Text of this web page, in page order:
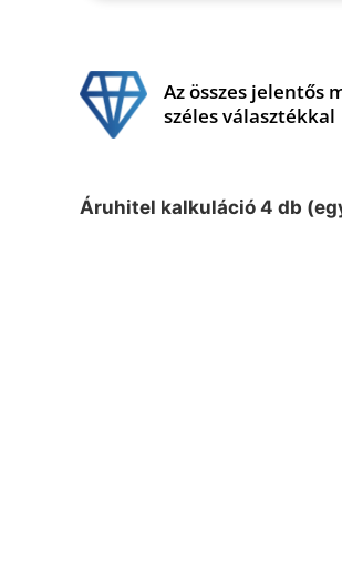
Az összes jelentős
széles választékkal
Áruhitel kalkuláció 4 db